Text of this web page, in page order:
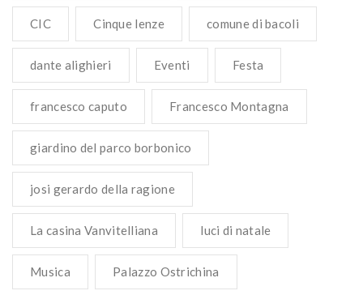
CIC Cinque lenze comune di bacoli
dante alighieri Eventi Festa
francesco caputo Francesco Montagna
giardino del parco borbonico
josi gerardo della ragione
La casina Vanvitelliana luci di natale
Musica Palazzo Ostrichina